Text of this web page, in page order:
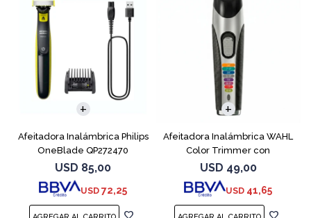
Afeitadora Inalámbrica Philips
OneBlade QP272470
USD 85,00
USD 72,25
Afeitadora Inalámbrica WAHL
Color Trimmer con
Accesorios
USD 49,00
USD 41,65